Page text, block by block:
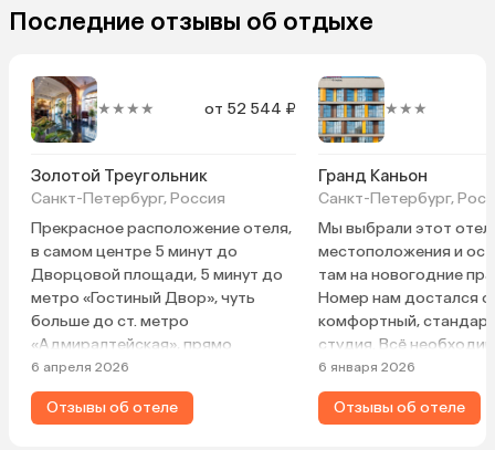
Последние отзывы об отдыхе
★★★★ от 52 544 ₽
Золотой Треугольник
Санкт-Петербург, Россия
Прекрасное расположение отеля,
в самом центре 5 минут до
Дворцовой площади, 5 минут до
метро «Гостиный Двор», чуть
больше до ст. метро
«Адмиралтейская», прямо
напротив выхода из отеля через
дорогу вход в театр им. А.
Райкина, через несколько шагов —
6 апреля 2026
Отзывы об отеле
★★★
Гранд Каньон
Санкт-Петербург,
Мы выбрали этот
местоположения и
там на новогодние
Номер нам достался
комфортный,
студия. Всё
наличии. Холодильник,
микроволновка,
Разовые тапочки,
6 января 2026
Отзывы об отеле